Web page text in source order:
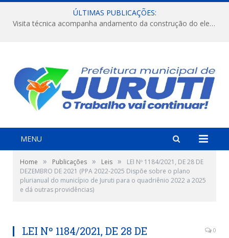
ÚLTIMAS PUBLICAÇÕES:
Visita técnica acompanha andamento da construção do elevado na comunidade Diamantino, região do Miri.
MENU
Home » Publicações » Leis »
LEI Nº 1184/2021, DE 28 DE
DEZEMBRO DE 2021 (PPA 2022-2025 Dispõe sobre o plano
plurianual do município de Juruti para o quadriênio 2022 a 2025
e dá outras providências)
LEI Nº 1184/2021, DE 28 DE
0